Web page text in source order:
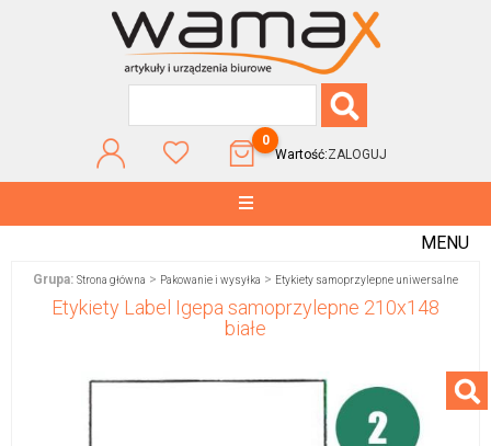
0
Wartość:ZALOGUJ
MENU
Grupa: Strona główna > Pakowanie i wysyłka > Etykiety samoprzylepne uniwersalne
Etykiety Label Igepa samoprzylepne 210x148
białe